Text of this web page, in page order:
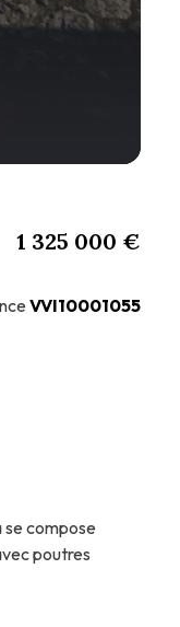
1 325 000 €
VVI10001055
compose
poutres